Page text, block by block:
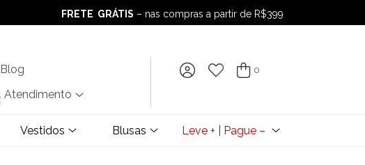
FRETE GRÁTIS – nas compras a partir de R$399
FRETE GRÁTIS– nas compras a partir de R$399
Blog
Atendimento
0
Vestidos Blusas Leve + | Pague –